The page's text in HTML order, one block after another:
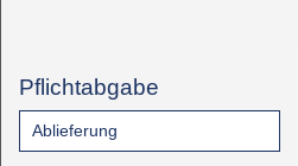
Pflichtabgabe
Ablieferung